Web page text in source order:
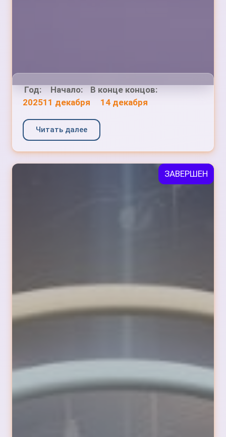
Год:
2025
Начало:
11 декабря
В конце концов:
14 декабря
Читать далее
ЗАВЕРШЕН